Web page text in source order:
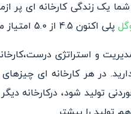
شما یک زندگی کارخانه ای پر
پلی‌ اکنون 4.5 از 5.0 امتیاز می باشد.
و استراتژی
در هر کارخانه ای
تولید شود، درکارخانه